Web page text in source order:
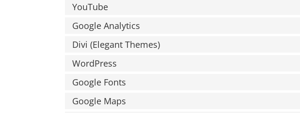
YouTube
Google Analytics
Divi (Elegant Themes)
WordPress
Google Fonts
Google Maps